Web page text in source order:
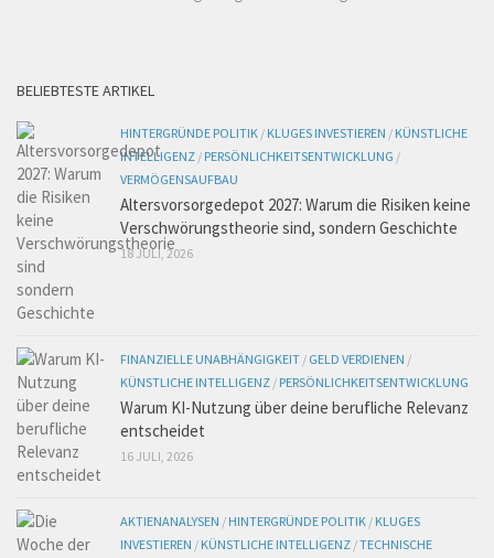
BELIEBTESTE ARTIKEL
HINTERGRÜNDE POLITIK / KLUGES INVESTIEREN / KÜNSTLICHE
INTELLIGENZ / PERSÖNLICHKEITSENTWICKLUNG /
VERMÖGENSAUFBAU
Altersvorsorgedepot 2027: Warum die Risiken keine
Verschwörungstheorie sind, sondern Geschichte
18 JULI, 2026
FINANZIELLE UNABHÄNGIGKEIT / GELD VERDIENEN /
KÜNSTLICHE INTELLIGENZ / PERSÖNLICHKEITSENTWICKLUNG
Warum KI-Nutzung über deine berufliche Relevanz
entscheidet
16 JULI, 2026
AKTIENANALYSEN / HINTERGRÜNDE POLITIK / KLUGES
INVESTIEREN / KÜNSTLICHE INTELLIGENZ /TECHNISCHE